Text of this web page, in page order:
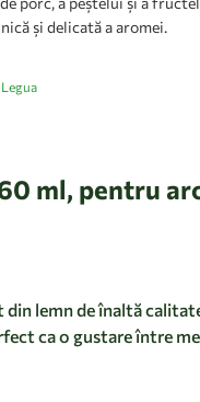
și delicată a aromei.
Legua
ml, pentru
lemn de înaltă
ca o gustare între